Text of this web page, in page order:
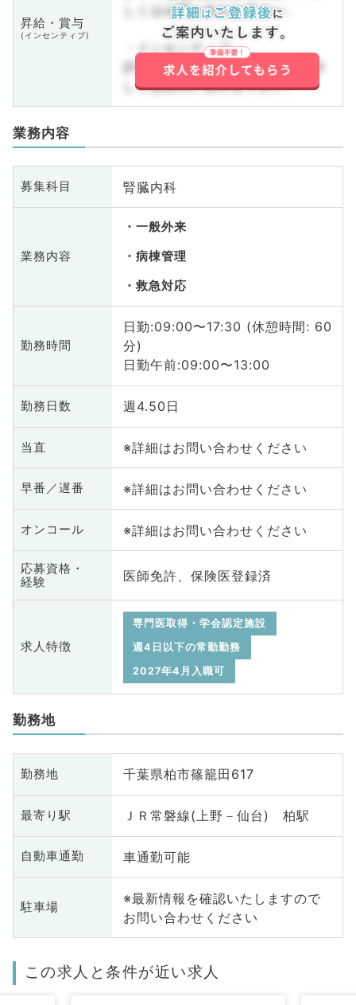
昇給・賞与
(インセンティブ)
しくはお問い合わせ下さい。
・インセンティブ
詳しくはお問い合わせ下さい。詳
しくはお問い合わせ下さい。
業務内容
募集科目 腎臓内科
業務内容
一般外来
病棟管理
救急対応
勤務時間
日勤:09:00〜17:30 (休憩時間: 60
分)
日勤午前:09:00〜13:00
勤務日数 週4.50日
当直 ※詳細はお問い合わせください
早番／遅番 ※詳細はお問い合わせください
オンコール ※詳細はお問い合わせください
応募資格・
経験
医師免許、保険医登録済
求人特徴
専門医取得・学会認定施設
週4日以下の常勤勤務
2027年4月入職可
勤務地
勤務地 千葉県柏市篠籠田617
最寄り駅 ＪＲ常磐線(上野－仙台) 柏駅
自動車通勤 車通勤可能
駐車場
※最新情報を確認いたしますので
お問い合わせください
この求人と条件が近い求人